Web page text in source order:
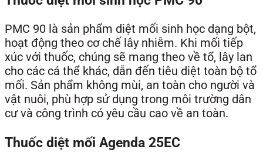
PMC 90 là sản phẩm diệt mối sinh học dạng bột,
hoạt động theo cơ chế lây nhiễm. Khi mối tiếp
xúc với thuốc, chúng sẽ mang theo về tổ, lây lan
cho các cá thể khác, dẫn đến tiêu diệt toàn bộ tổ
mối. Sản phẩm không mùi, an toàn cho người và
vật nuôi, phù hợp sử dụng trong môi trường dân
cư và công trình có yêu cầu cao về an toàn.
Thuốc diệt mối Agenda 25EC